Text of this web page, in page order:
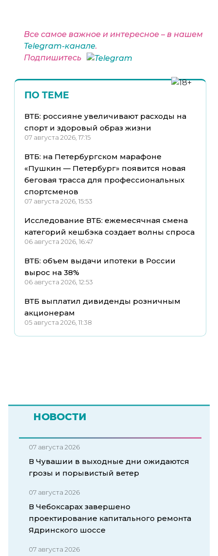
Все самое важное и интересное – в нашем
Telegram-канале.
Подпишитесь
ПО ТЕМЕ
ВТБ: россияне увеличивают расходы на
спорт и здоровый образ жизни
07 августа 2026, 17:15
ВТБ: на Петербургском марафоне
«Пушкин — Петербург» появится новая
беговая трасса для профессиональных
спортсменов
07 августа 2026, 15:53
Исследование ВТБ: ежемесячная смена
категорий кешбэка создает волны спроса
06 августа 2026, 16:47
ВТБ: объем выдачи ипотеки в России
вырос на 38%
06 августа 2026, 12:53
ВТБ выплатил дивиденды розничным
акционерам
05 августа 2026, 11:38
НОВОСТИ
07 августа 2026
В Чувашии в выходные дни ожидаются
грозы и порывистый ветер
07 августа 2026
В Чебоксарах завершено
проектирование капитального ремонта
Ядринского шоссе
07 августа 2026